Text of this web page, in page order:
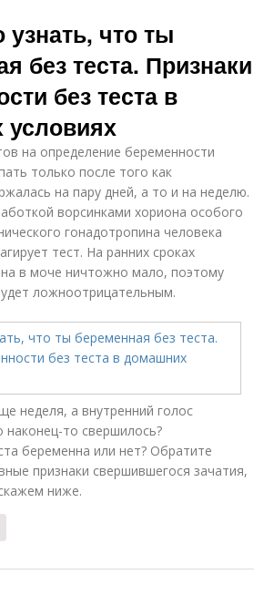
что ты
без теста. Признаки
без теста в
на определение беременности
только после того как
на пару дней, а то и на неделю.
ворсинками хориона особого
гонадотропина человека
тест. На ранних сроках
в моче ничтожно мало, поэтому
ложноотрицательным.
неделя, а внутренний голос
наконец-то свершилось?
беременна или нет? Обратите
признаки свершившегося зачатия,
ниже.